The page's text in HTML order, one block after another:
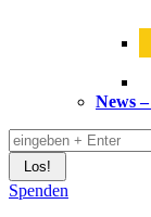
News–
Search:
Spenden